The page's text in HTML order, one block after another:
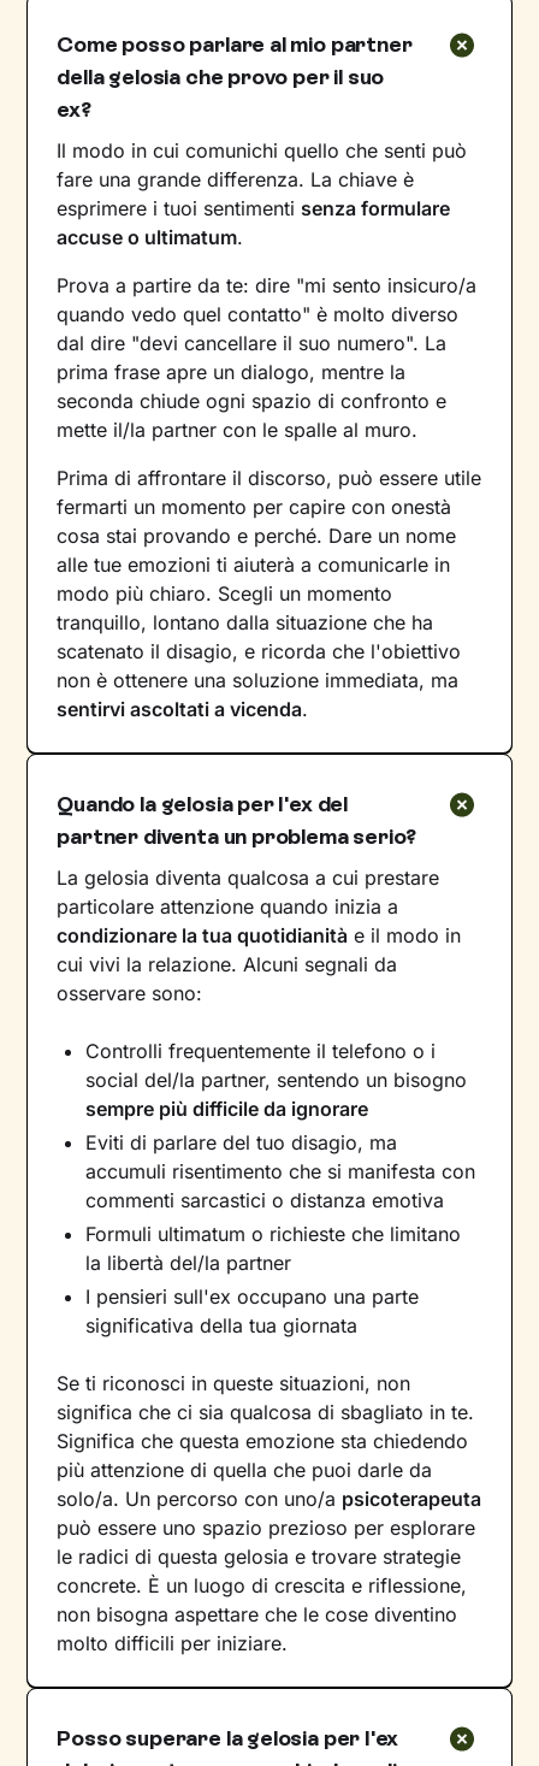
Come posso parlare al mio partner
della gelosia che provo per il suo
ex?
Il modo in cui comunichi quello che senti può
fare una grande differenza. La chiave è
esprimere i tuoi sentimenti senza formulare
accuse o ultimatum.
Prova a partire da te: dire "mi sento insicuro/a
quando vedo quel contatto" è molto diverso
dal dire "devi cancellare il suo numero". La
prima frase apre un dialogo, mentre la
seconda chiude ogni spazio di confronto e
mette il/la partner con le spalle al muro.
Prima di affrontare il discorso, può essere utile
fermarti un momento per capire con onestà
cosa stai provando e perché. Dare un nome
alle tue emozioni ti aiuterà a comunicarle in
modo più chiaro. Scegli un momento
tranquillo, lontano dalla situazione che ha
scatenato il disagio, e ricorda che l'obiettivo
non è ottenere una soluzione immediata, ma
sentirvi ascoltati a vicenda.
Quando la gelosia per l'ex del
partner diventa un problema serio?
La gelosia diventa qualcosa a cui prestare
particolare attenzione quando inizia a
condizionare la tua quotidianità e il modo in
cui vivi la relazione. Alcuni segnali da
osservare sono:
Controlli frequentemente il telefono o i
social del/la partner, sentendo un bisogno
sempre più difficile da ignorare
Eviti di parlare del tuo disagio, ma
accumuli risentimento che si manifesta con
commenti sarcastici o distanza emotiva
Formuli ultimatum o richieste che limitano
la libertà del/la partner
I pensieri sull'ex occupano una parte
significativa della tua giornata
Se ti riconosci in queste situazioni, non
significa che ci sia qualcosa di sbagliato in te.
Significa che questa emozione sta chiedendo
più attenzione di quella che puoi darle da
solo/a. Un percorso con uno/a psicoterapeuta
può essere uno spazio prezioso per esplorare
le radici di questa gelosia e trovare strategie
concrete. È un luogo di crescita e riflessione,
non bisogna aspettare che le cose diventino
molto difficili per iniziare.
Posso superare la gelosia per l'ex